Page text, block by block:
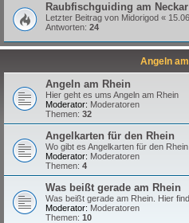
Raubfischguiding am Neckar
Letzter Beitrag von Midorigod «
Antworten: 24
Angeln
Angeln am Rhein
Hier geht es ums Angeln am Rhein
Moderator: Moderatoren
Themen: 32
Angelkarten für den Rhein
Wo gibt es Angelkarten für den Rhein
Moderator: Moderatoren
Themen: 4
Was beißt gerade am Rhein
Was beißt gerade am Rhein. Hier
Moderator: Moderatoren
Themen: 10